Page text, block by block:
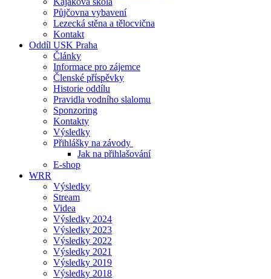
Půjčovna vybavení
Lezecká stěna a tělocvična
Kontakt
Oddíl USK Praha
Články
Informace pro zájemce
Členské příspěvky
Historie oddílu
Pravidla vodního slalomu
Sponzoring
Kontakty
Výsledky
Přihlášky na závody
Jak na přihlašování
E-shop
WRR
Výsledky
Stream
Videa
Výsledky 2024
Výsledky 2023
Výsledky 2022
Výsledky 2021
Výsledky 2019
Výsledky 2018